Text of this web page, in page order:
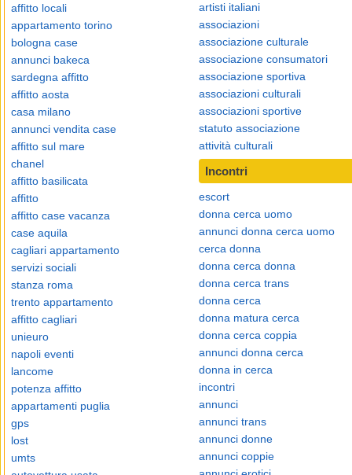
affitto locali
appartamento torino
bologna case
annunci bakeca
sardegna affitto
affitto aosta
casa milano
annunci vendita case
affitto sul mare
chanel
affitto basilicata
affitto
affitto case vacanza
case aquila
cagliari appartamento
servizi sociali
stanza roma
trento appartamento
affitto cagliari
unieuro
napoli eventi
lancome
potenza affitto
appartamenti puglia
gps
lost
umts
artisti italiani
associazioni
associazione culturale
associazione consumatori
associazione sportiva
associazioni culturali
associazioni sportive
statuto associazione
attività culturali
Incontri
escort
donna cerca uomo
annunci donna cerca uomo
cerca donna
donna cerca donna
donna cerca trans
donna cerca
donna matura cerca
donna cerca coppia
annunci donna cerca
donna in cerca
incontri
annunci
annunci trans
annunci donne
annunci coppie